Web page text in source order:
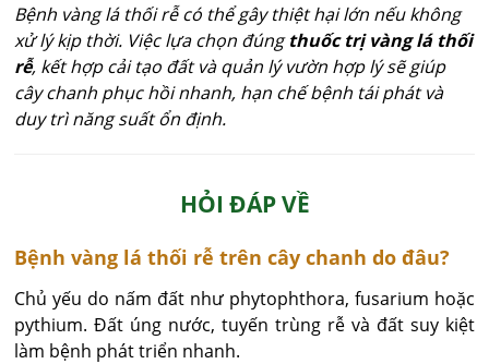
Bệnh vàng lá thối rễ có thể gây thiệt hại lớn nếu không
xử lý kịp thời. Việc lựa chọn đúngthuốc trị vàng lá thối
rễ, kết hợp cải tạo đất và quản lý vườn hợp lý sẽ giúp
cây chanh phục hồi nhanh, hạn chế bệnh tái phát và
duy trì năng suất ổn định.
HỎI ĐÁP VỀ
Bệnh vàng lá thối rễ trên cây chanh do đâu?
Chủ yếu do nấm đất như phytophthora, fusarium hoặc
pythium. Đất úng nước, tuyến trùng rễ và đất suy kiệt
làm bệnh phát triển nhanh.